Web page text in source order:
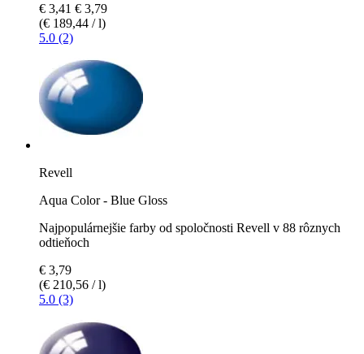
€ 3,41 € 3,79
(€ 189,44 / l)
5.0 (2)
Revell
Aqua Color - Blue Gloss
Najpopulárnejšie farby od spoločnosti Revell v 88 rôznych
odtieňoch
€ 3,79
(€ 210,56 / l)
5.0 (3)